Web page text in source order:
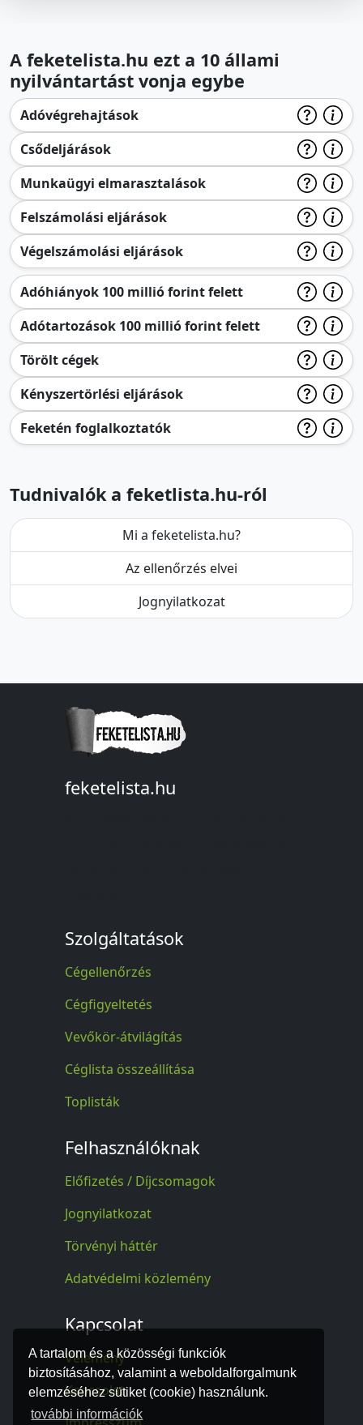
A tartalom és a közösségi funkciók
biztosításához, valamint a weboldalforgalmunk
elemzéséhez sütiket (cookie) használunk.
további információk
A feketelista.hu ezt a 10 állami
nyilvántartást vonja egybe
Adóvégrehajtások
Csődeljárások
Munkaügyi elmarasztalások
Felszámolási eljárások
Végelszámolási eljárások
Adóhiányok 100 millió forint felett
Adótartozások 100 millió forint felett
Törölt cégek
Kényszertörlési eljárások
Feketén foglalkoztatók
Tudnivalók a feketlista.hu-ról
Mi a feketelista.hu?
Az ellenőrzés elvei
Jognyilatkozat
feketelista.hu
Szolgáltatások
Cégellenőrzés
Cégfigyeltetés
Vevőkör-átvilágítás
Céglista összeállítása
Toplisták
Felhasználóknak
Előfizetés / Díjcsomagok
Jognyilatkozat
Törvényi háttér
Adatvédelmi közlemény
Kapcsolat
Vélemény
Kapcsolat